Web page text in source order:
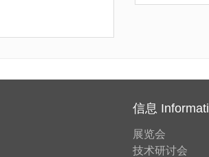
信息
展览会
技术研讨会